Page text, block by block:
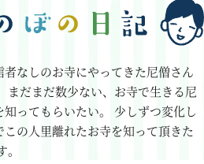
なしのお寺にやってきた尼僧さん
まだまだ数少ない、お寺で生きる尼
ってもらいたい。
少しずつ変化し
の人里離れたお寺を知って頂きた